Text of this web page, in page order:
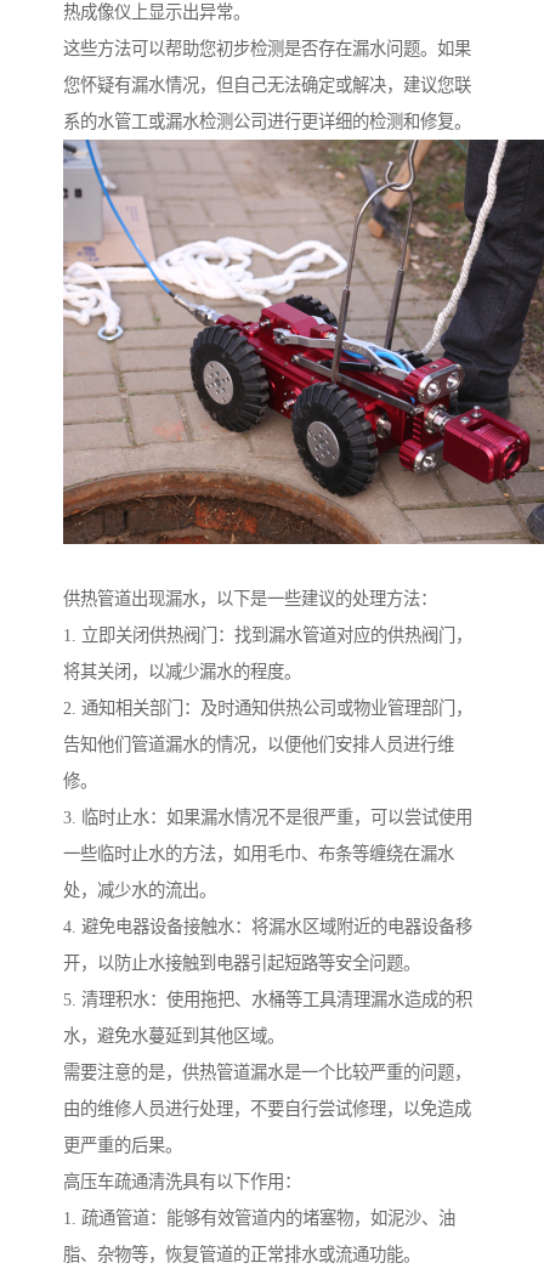
热成像仪上显示出异常。
这些方法可以帮助您初步检测是否存在漏水问题。如果
您怀疑有漏水情况，但自己无法确定或解决，建议您联
系的水管工或漏水检测公司进行更详细的检测和修复。
供热管道出现漏水，以下是一些建议的处理方法：
1. 立即关闭供热阀门：找到漏水管道对应的供热阀门，
将其关闭，以减少漏水的程度。
2. 通知相关部门：及时通知供热公司或物业管理部门，
告知他们管道漏水的情况，以便他们安排人员进行维
修。
3. 临时止水：如果漏水情况不是很严重，可以尝试使用
一些临时止水的方法，如用毛巾、布条等缠绕在漏水
处，减少水的流出。
4. 避免电器设备接触水：将漏水区域附近的电器设备移
开，以防止水接触到电器引起短路等安全问题。
5. 清理积水：使用拖把、水桶等工具清理漏水造成的积
水，避免水蔓延到其他区域。
需要注意的是，供热管道漏水是一个比较严重的问题，
由的维修人员进行处理，不要自行尝试修理，以免造成
更严重的后果。
高压车疏通清洗具有以下作用：
1. 疏通管道：能够有效管道内的堵塞物，如泥沙、油
脂、杂物等，恢复管道的正常排水或流通功能。